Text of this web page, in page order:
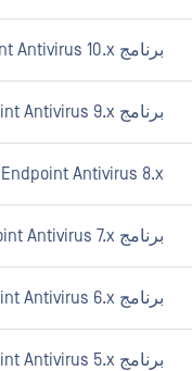
برنامج ESET Endpoint Antivirus 10.x
برنامج ESET Endpoint Antivirus 9.x
Endpoint Antivirus 8.x
برنامج ESET Endpoint Antivirus 7.x
برنامج ESET Endpoint Antivirus 6.x
برنامج ESET Endpoint Antivirus 5.x